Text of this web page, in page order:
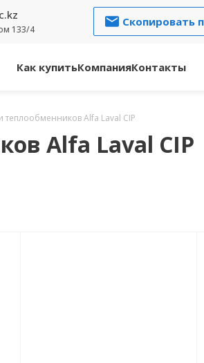
133/4
Скопировать
Как купитьКомпанияКонтакты
Alfa Laval CIP
Alfa Laval CIP